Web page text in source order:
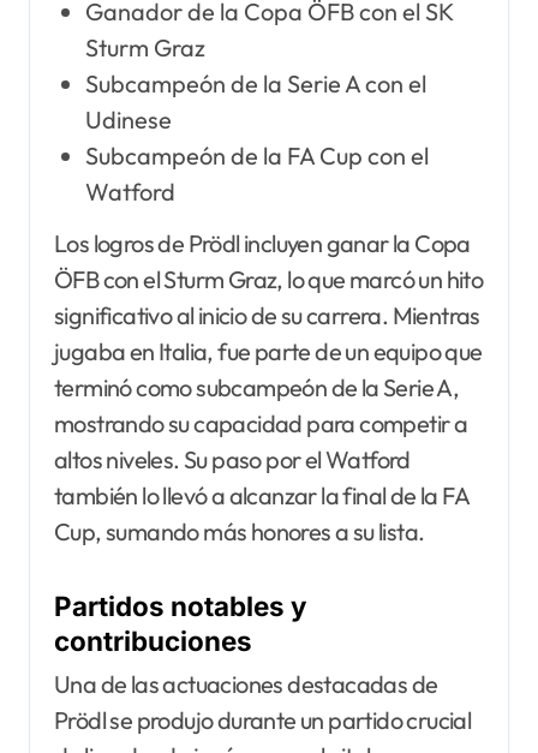
Ganador de la Copa ÖFB con el SK
Sturm Graz
Subcampeón de la Serie A con el
Udinese
Subcampeón de la FA Cup con el
Watford
Los logros de Prödl incluyen ganar la Copa
ÖFB con el Sturm Graz, lo que marcó un hito
significativo al inicio de su carrera. Mientras
jugaba en Italia, fue parte de un equipo que
terminó como subcampeón de la Serie A,
mostrando su capacidad para competir a
altos niveles. Su paso por el Watford
también lo llevó a alcanzar la final de la FA
Cup, sumando más honores a su lista.
Partidos notables y
contribuciones
Una de las actuaciones destacadas de
Prödl se produjo durante un partido crucial